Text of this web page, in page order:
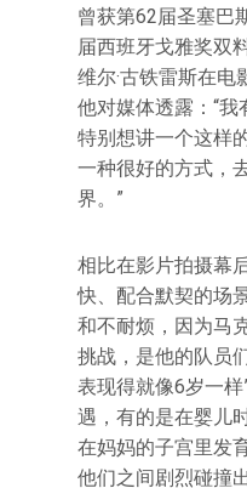
曾获第62届圣塞巴
届西班牙戈雅奖双
维尔·古铁雷斯在电
他对媒体透露：“
特别想讲一个这样
一种很好的方式，
界。”
相比在影片拍摄幕
快、配合默契的场
和不耐烦，因为马
挑战，是他的队员
表现得就像6岁一
遇，有的是在婴儿
在妈妈的子宫里发
他们之间剧烈碰撞